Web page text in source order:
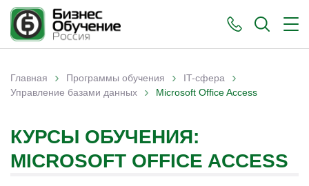
Вы здесь
Главная › Программы обучения › IT-сфера ›
Управление базами данных › Microsoft Office Access
КУРСЫ ОБУЧЕНИЯ:
MICROSOFT OFFICE ACCESS